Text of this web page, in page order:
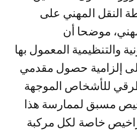
النقل المهني على
موضحا أن
والتنظيمية المعمول بها
إلزامية حصول مقدمي
للأشخاص الموجهة
مسبق لممارسة هذا
خاصة لكل مركبة